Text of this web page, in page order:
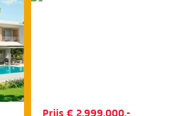
Prijs € 2.999.000,-